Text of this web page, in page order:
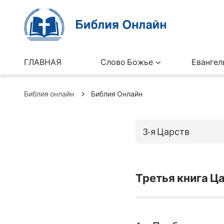
ГЛАВНАЯ Слово Божье
Библия онлайн Библия Онлайн
3-я Царств
Книги
Третья книга